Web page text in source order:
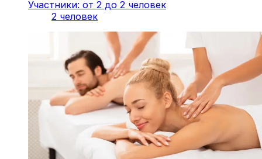
Участники: от 2 до 2 человек
2 человек